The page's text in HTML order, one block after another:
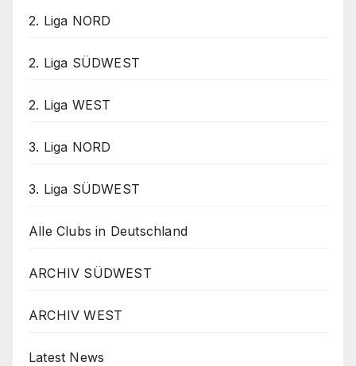
2. Liga NORD
2. Liga SÜDWEST
2. Liga WEST
3. Liga NORD
3. Liga SÜDWEST
Alle Clubs in Deutschland
ARCHIV SÜDWEST
ARCHIV WEST
Latest News